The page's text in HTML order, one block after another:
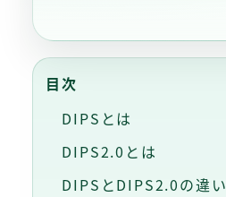
目次
DIPSとは
DIPS2.0とは
DIPSとDIPS2.0の違い